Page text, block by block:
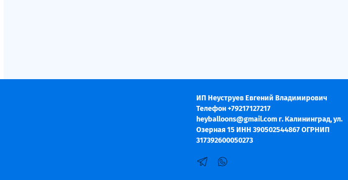
ИП Неуструев Евгений Владимирович
Телефон +79217127217
heyballoons@gmail.com г. Калининград, ул.
Озерная 15 ИНН 390502544867 ОГРНИП
317392600050273